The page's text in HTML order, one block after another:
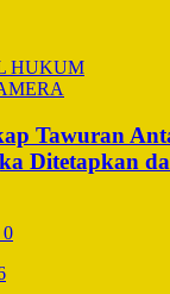
HUKUM
Tawuran
Ditetapkan
0